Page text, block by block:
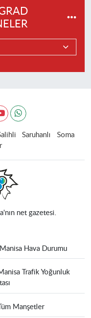
Saruhanlı
Soma
net gazetesi.
Manisa Hava Durumu
Trafik Yoğunluk
Manşetler